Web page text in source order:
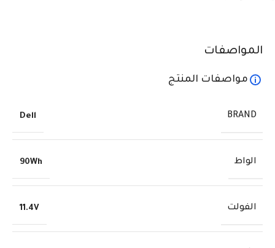
المواصفات
مواصفات المنتج
BRAND
Dell
الواط 90Wh
الفولت 11.4V